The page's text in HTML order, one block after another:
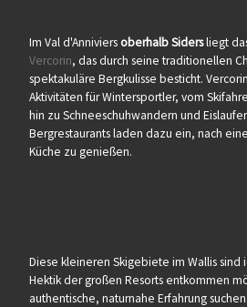
Im Val d'Anniviersoberhalb Sidersliegt
Vercorin, das durch seine traditionellen
spektakuläre Bergkulisse besticht.
Aktivitäten für Wintersportler, vom
hin zu Schneeschuhwandern und
Bergrestaurants laden dazu ein, nach
Küche zu genießen.
Diese kleineren Skigebiete im Wallis
Hektik der großen Resorts entkommen
authentische, naturnahe Erfahrung